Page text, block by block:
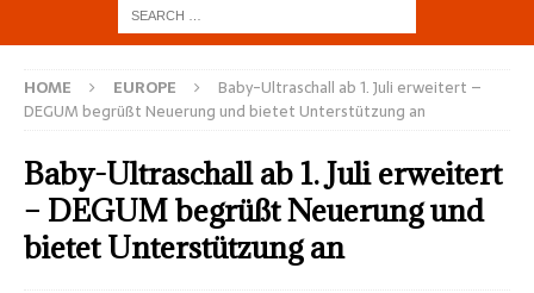
HOME EUROPE
Baby-Ultraschall ab 1. Juli erweitert –
DEGUM begrüßt Neuerung und bietet Unterstützung an
Baby-Ultraschall ab 1. Juli erweitert
– DEGUM begrüßt Neuerung und
bietet Unterstützung an